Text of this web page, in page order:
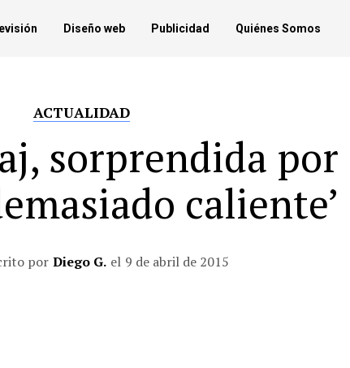
Diseño web Publicidad Quiénes Somos
ACTUALIDAD
sorprendida por
caliente’
por Diego G. el 9 de abril de 2015